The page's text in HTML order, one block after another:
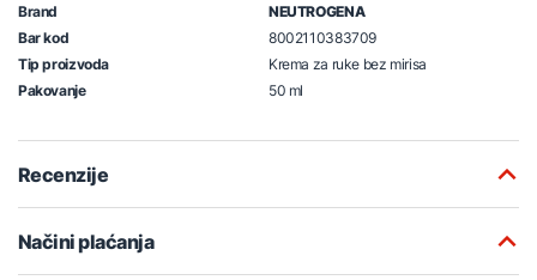
Brand
NEUTROGENA
Bar kod
8002110383709
Tip proizvoda
Krema za ruke bez mirisa
Pakovanje
50 ml
Recenzije
Načini plaćanja